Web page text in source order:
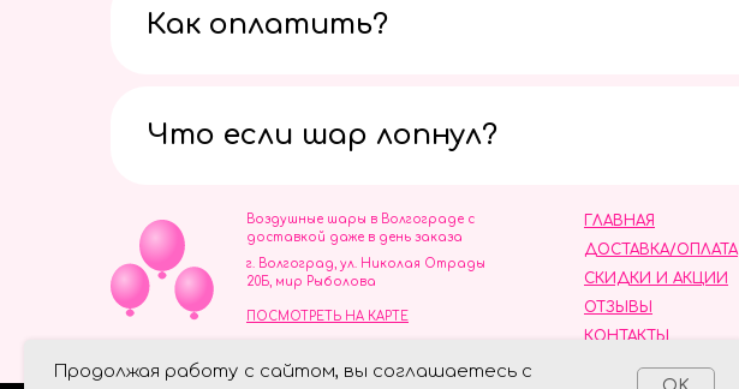
Продолжая работу с сайтом, вы соглашаетесь с
OK
Как оплатить?
Что если шар лопнул?
ОТЗЫВЫ
ГЛАВНАЯ
ДОСТАВКА/ОПЛАТА
СКИДКИ И АКЦИИ
КОНТАКТЫ
Воздушные шары в Волгограде с
доставкой даже в день заказа
г. Волгоград, ул. Николая Отрады
20Б, мир Рыболова
ПОСМОТРЕТЬ НА КАРТЕ
ИНН 344110093739
Политика обработки персональных данных